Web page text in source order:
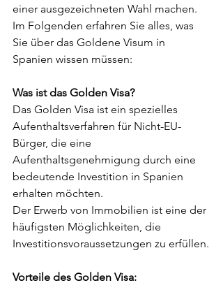
einer ausgezeichneten Wahl machen.
Im Folgenden erfahren Sie alles, was
Sie über das Goldene Visum in
Spanien wissen müssen:
Was ist das Golden Visa?
Das Golden Visa ist ein spezielles
Aufenthaltsverfahren für Nicht-EU-
Bürger, die eine
Aufenthaltsgenehmigung durch eine
bedeutende Investition in Spanien
erhalten möchten.
Der Erwerb von Immobilien ist eine der
häufigsten Möglichkeiten, die
Investitionsvoraussetzungen zu erfüllen.
Vorteile des Golden Visa: